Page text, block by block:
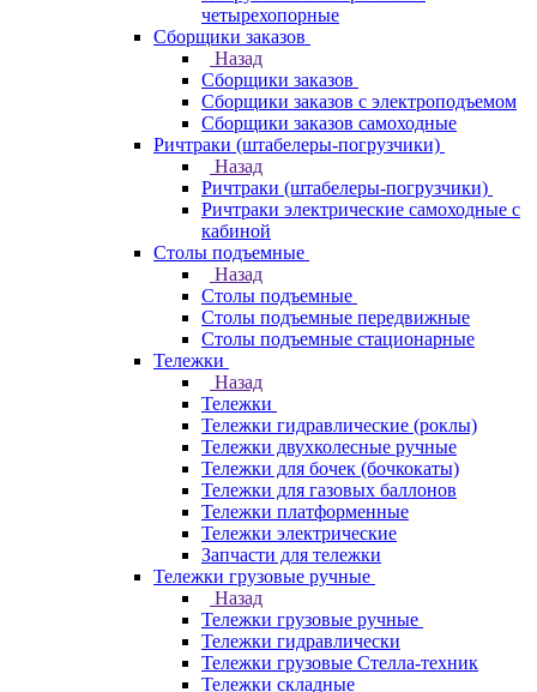
четырехопорные
Сборщики заказов
Назад
Сборщики заказов
Сборщики заказов с электроподъемом
Сборщики заказов самоходные
Ричтраки (штабелеры-погрузчики)
Назад
Ричтраки (штабелеры-погрузчики)
Ричтраки электрические самоходные с
кабиной
Столы подъемные
Назад
Столы подъемные
Столы подъемные передвижные
Столы подъемные стационарные
Тележки
Назад
Тележки
Тележки гидравлические (роклы)
Тележки двухколесные ручные
Тележки для бочек (бочкокаты)
Тележки для газовых баллонов
Тележки платформенные
Тележки электрические
Запчасти для тележки
Тележки грузовые ручные
Назад
Тележки грузовые ручные
Тележки гидравлически
Тележки грузовые Стелла-техник
Тележки складные